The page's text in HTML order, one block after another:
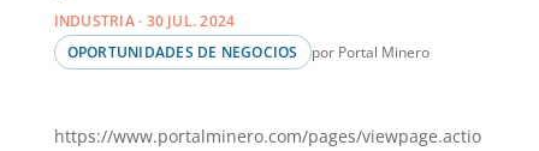
INDUSTRIA · 30 JUL. 2024
OPORTUNIDADES DE NEGOCIOS
por Portal Minero
https://www.portalminero.com/pages/viewpage.actio